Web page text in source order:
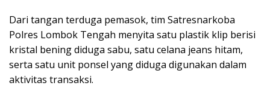
Dari tangan terduga pemasok, tim Satresnarkoba
Polres Lombok Tengah menyita satu plastik klip berisi
kristal bening diduga sabu, satu celana jeans hitam,
serta satu unit ponsel yang diduga digunakan dalam
aktivitas transaksi.